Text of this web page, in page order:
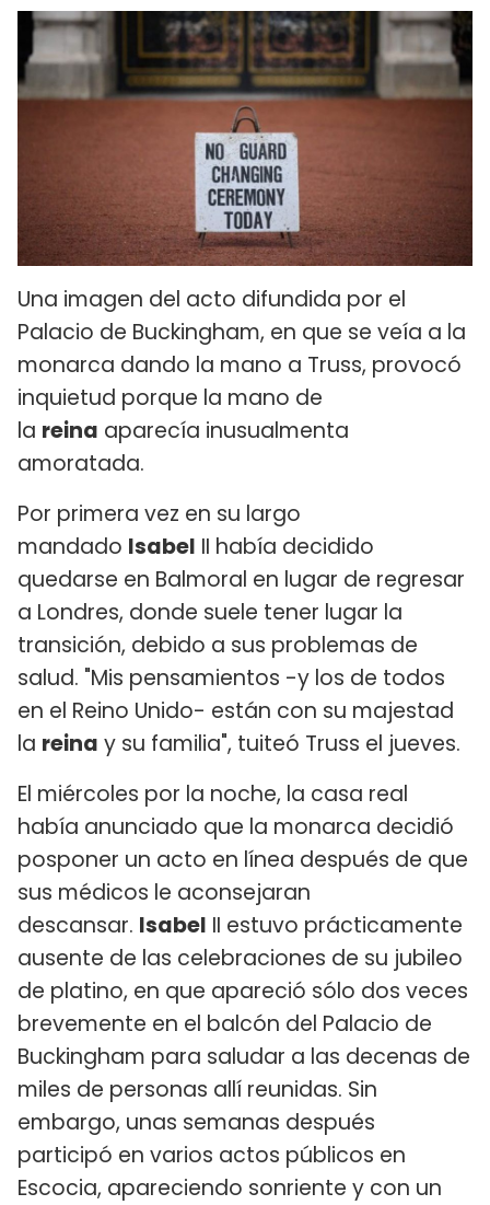
Una imagen del acto difundida por el
Palacio de Buckingham, en que se veía a la
monarca dando la mano a Truss, provocó
inquietud porque la mano de
la reina aparecía inusualmenta
amoratada.
Por primera vez en su largo
mandado Isabel II había decidido
quedarse en Balmoral en lugar de regresar
a Londres, donde suele tener lugar la
transición, debido a sus problemas de
salud. "Mis pensamientos -y los de todos
en el Reino Unido- están con su majestad
la reina y su familia", tuiteó Truss el jueves.
El miércoles por la noche, la casa real
había anunciado que la monarca decidió
posponer un acto en línea después de que
sus médicos le aconsejaran
descansar. Isabel II estuvo prácticamente
ausente de las celebraciones de su jubileo
de platino, en que apareció sólo dos veces
brevemente en el balcón del Palacio de
Buckingham para saludar a las decenas de
miles de personas allí reunidas. Sin
embargo, unas semanas después
participó en varios actos públicos en
Escocia, apareciendo sonriente y con un